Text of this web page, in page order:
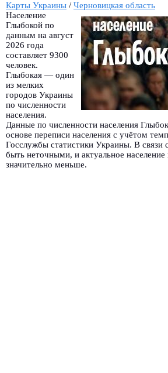
Карты Украины / Черновицкая область
Население
Глыбокой по
данным на август
2026 года
составляет 9300
человек.
Глыбокая — один
из мелких
городов Украины
по численности
населения.
Данные по численности населения
основе переписи населения с учётом
Госслужбы статистики Украины. В связи
быть неточными, и актуальное
значительно меньше.